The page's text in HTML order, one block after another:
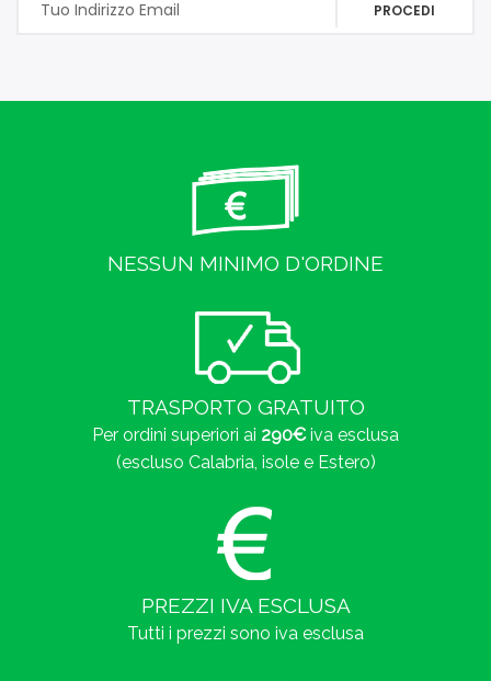
PROCEDI
NESSUN MINIMO D'ORDINE
TRASPORTO GRATUITO
Per ordini superiori ai 290€iva esclusa
(escluso Calabria, isole e Estero)
PREZZI IVA ESCLUSA
Tutti i prezzi sono iva esclusa